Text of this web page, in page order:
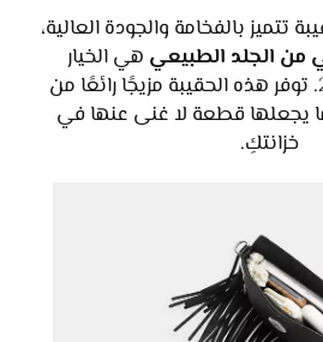
تتميز بالفخامة والجودة العالية،
الجلد الطبيعي هي الخيار
المثالي لكِ في 2025. توفر هذه الحقيبة مزيجًا رائعًا من
يجعلها قطعة لا غنى عنها في
خزانتكِ.